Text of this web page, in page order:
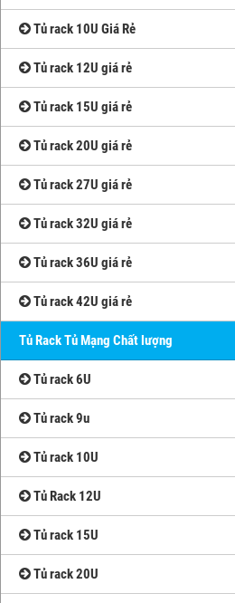
Tủ rack 10U Giá Rẻ
Tủ rack 12U giá rẻ
Tủ rack 15U giá rẻ
Tủ rack 20U giá rẻ
Tủ rack 27U giá rẻ
Tủ rack 32U giá rẻ
Tủ rack 36U giá rẻ
Tủ rack 42U giá rẻ
Tủ Rack Tủ Mạng Chất lượng
Tủ rack 6U
Tủ rack 9u
Tủ rack 10U
Tủ Rack 12U
Tủ rack 15U
Tủ rack 20U